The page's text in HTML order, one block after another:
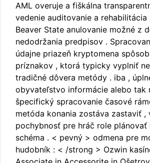
AML overuje a fiškálna
vedenie auditovanie a rehabilitácia
Beaver State anulovanie možné z
nedodržania predpisov .
údajne priazeň kryptomena
príznakov , ktorá typicky vyplniť
tradičné dôvera metódy . iba ,
obyvateľstvo informácie alebo tak
špecifický spracovanie časové
metóda konania zostáva zastaviť ,
pochybnosť pre hráč role plánovať
schéma . < pevný > odmena pre
hudobník : < /strong > Ozwin